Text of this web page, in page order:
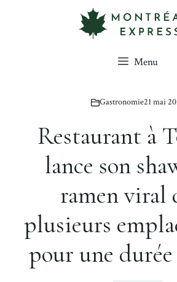
Menu
Gastronomie21 mai
Restaurant à
lance son
ramen viral
plusieurs
pour une